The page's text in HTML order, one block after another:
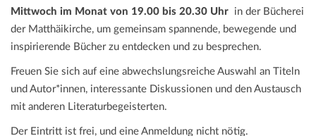
Mittwoch im Monat von 19.00 bis 20.30 Uhr in der Bücherei
der Matthäikirche, um gemeinsam spannende, bewegende und
inspirierende Bücher zu entdecken und zu besprechen.
Freuen Sie sich auf eine abwechslungsreiche Auswahl an Titeln
und Autor*innen, interessante Diskussionen und den Austausch
mit anderen Literaturbegeisterten.
Der Eintritt ist frei, und eine Anmeldung nicht nötig.